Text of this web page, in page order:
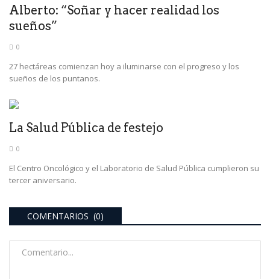
Alberto: “Soñar y hacer realidad los
sueños”
0
27 hectáreas comienzan hoy a iluminarse con el progreso y los
sueños de los puntanos.
La Salud Pública de festejo
0
El Centro Oncológico y el Laboratorio de Salud Pública cumplieron su
tercer aniversario.
COMENTARIOS (0)